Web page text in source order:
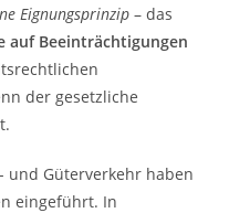
Eignungsprinzip – das
auf Beeinträchtigungen
der gesetzliche
und Güterverkehr haben
eingeführt. In